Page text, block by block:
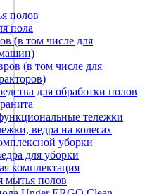
полов
пола
(в том числе для
(в том числе для
для обработки полов
тележки
ведра на колесах
уборки
для уборки
комплектация
мытья полов